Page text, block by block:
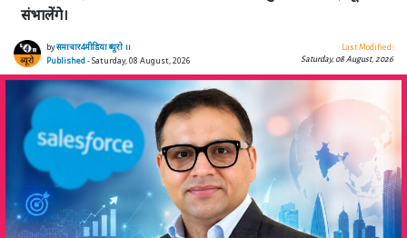
संभालेंगे।
byसमाचार4मीडिया ब्यूरो ।।
Published- Saturday, 08 August, 2026
Last Modified:
Saturday, 08 August, 2026